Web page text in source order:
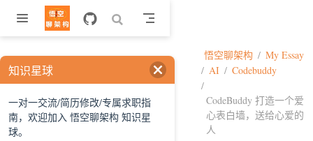
跳至主要內容
悟空聊架构
My Essay
AI
Codebuddy
CodeBuddy 打造一个爱
心表白墙，送给心爱的
人
知识星球
一对一交流/简历修改/专属求职指
南，欢迎加入 悟空聊架构 知识星
球。